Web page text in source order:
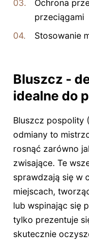
Ochrona
przeciągami
Stosowanie
Bluszcz -
idealne do
Bluszcz pospolity
odmiany to
rosnąć zarówno
zwisające. Te
sprawdzają się w
miejscach,
lub wspinając się
tylko prezentuje
skutecznie